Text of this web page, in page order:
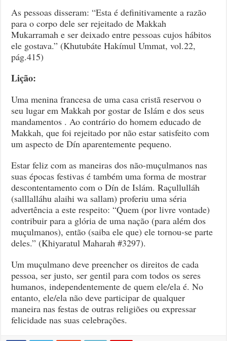
As pessoas disseram: “Esta é definitivamente a razão
para o corpo dele ser rejeitado de Makkah
Mukarramah e ser deixado entre pessoas cujos hábitos
ele gostava.” (Khutubáte Hakímul Ummat, vol.22,
pág.415)
Lição:
Uma menina francesa de uma casa cristã reservou o
seu lugar em Makkah por gostar de Islám e dos seus
mandamentos . Ao contrário do homem educado de
Makkah, que foi rejeitado por não estar satisfeito com
um aspecto de Dín aparentemente pequeno.
Estar feliz com as maneiras dos não-muçulmanos nas
suas épocas festivas é também uma forma de mostrar
descontentamento com o Dín de Islám. Raçullulláh
(salllalláhu alaihi wa sallam) proferiu uma séria
advertência a este respeito: “Quem (por livre vontade)
contribuir para a glória de uma nação (para além dos
muçulmanos), então (saiba ele que) ele tornou-se parte
deles.” (Khiyaratul Maharah #3297).
Um muçulmano deve preencher os direitos de cada
pessoa, ser justo, ser gentil para com todos os seres
humanos, independentemente de quem ele/ela é. No
entanto, ele/ela não deve participar de qualquer
maneira nas festas de outras religiões ou expressar
felicidade nas suas celebrações.